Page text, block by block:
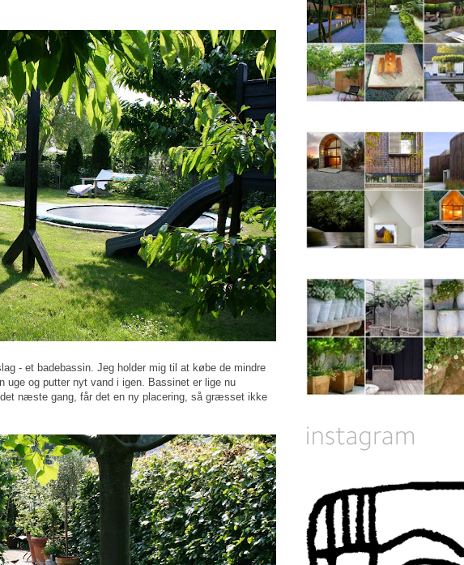
- et badebassin. Jeg holder mig til at købe de mindre
uge og putter nyt vand i igen. Bassinet er lige nu
næste gang, får det en ny placering, så græsset ikke